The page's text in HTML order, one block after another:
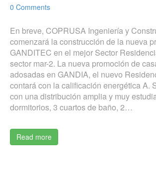
0 Comments
En breve, COPRUSA Ingeniería y
comenzará la construcción de la nueva
GANDITEC en el mejor Sector
sector mar-2. La nueva promoción de
adosadas en GANDIA, el nuevo
contará con la calificación energética A.
con una distribución amplia y muy
dormitorios, 3 cuartos de baño, 2…
Read more